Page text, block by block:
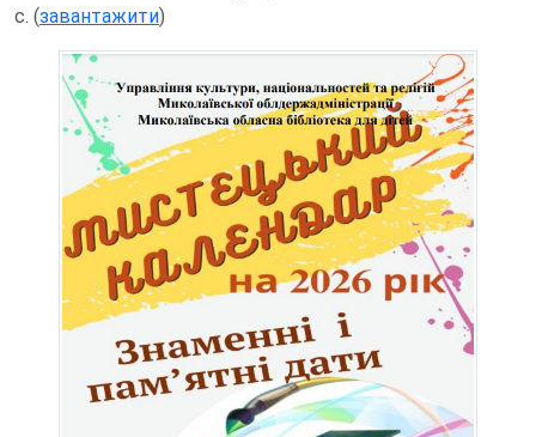
с. (завантажити)